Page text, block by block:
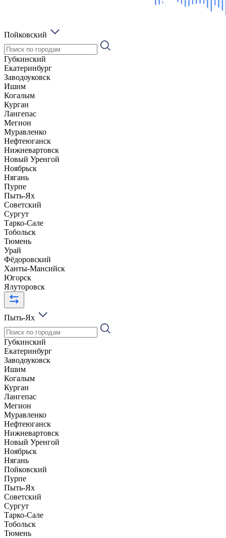
Пойковский
Губкинский
Екатеринбург
Заводоуковск
Ишим
Когалым
Курган
Лангепас
Мегион
Муравленко
Нефтеюганск
Нижневартовск
Новый Уренгой
Ноябрьск
Нягань
Пурпе
Пыть-Ях
Советский
Сургут
Тарко-Сале
Тобольск
Тюмень
Урай
Фёдоровский
Ханты-Мансийск
Югорск
Ялуторовск
Пыть-Ях
Губкинский
Екатеринбург
Заводоуковск
Ишим
Когалым
Курган
Лангепас
Мегион
Муравленко
Нефтеюганск
Нижневартовск
Новый Уренгой
Ноябрьск
Нягань
Пойковский
Пурпе
Пыть-Ях
Советский
Сургут
Тарко-Сале
Тобольск
Тюмень